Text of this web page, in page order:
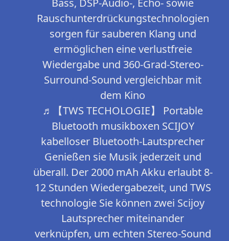
Bass, DSP-Audio-, Echo- sowie
Rauschunterdrückungstechnologien
sorgen für sauberen Klang und
ermöglichen eine verlustfreie
Wiedergabe und 360-Grad-Stereo-
Surround-Sound vergleichbar mit
dem Kino
♬【TWS TECHOLOGIE】 Portable
Bluetooth musikboxen SCIJOY
kabelloser Bluetooth-Lautsprecher
Genießen sie Musik jederzeit und
überall. Der 2000 mAh Akku erlaubt 8-
12 Stunden Wiedergabezeit, und TWS
technologie Sie können zwei Scijoy
Lautsprecher miteinander
verknüpfen, um echten Stereo-Sound